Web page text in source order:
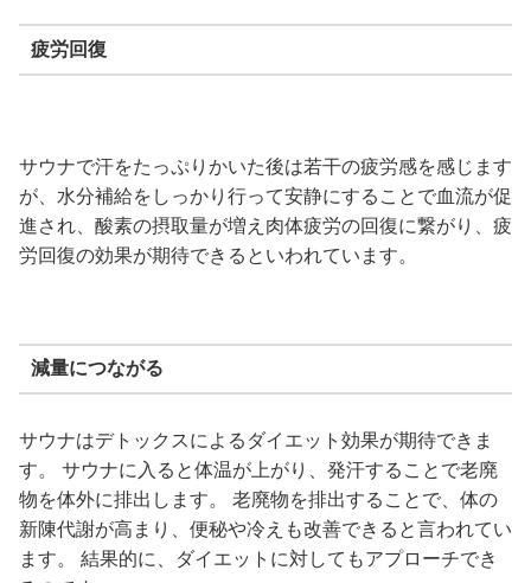
疲労回復
サウナで汗をたっぷりかいた後は若干の疲労感を感じます
が、水分補給をしっかり行って安静にすることで血流が促
進され、酸素の摂取量が増え肉体疲労の回復に繋がり、疲
労回復の効果が期待できるといわれています。
減量につながる
サウナはデトックスによるダイエット効果が期待できま
す。 サウナに入ると体温が上がり、発汗することで老廃
物を体外に排出します。 老廃物を排出することで、体の
新陳代謝が高まり、便秘や冷えも改善できると言われてい
ます。 結果的に、ダイエットに対してもアプローチでき